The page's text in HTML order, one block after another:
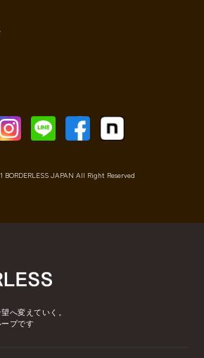
BORDERLESS JAPAN All Right Reserved
へ変えていく。
プです